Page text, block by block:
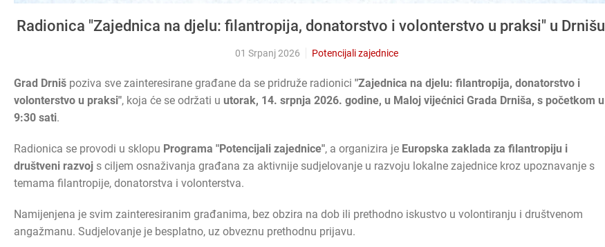
Radionica "Zajednica na djelu: filantropija, donatorstvo i volonterstvo u praksi" u Drnišu
01 Srpanj 2026 Potencijali zajednice
Grad Drniš poziva sve zainteresirane građane da se pridruže radionici "Zajednica na djelu: filantropija, donatorstvo i
volonterstvo u praksi", koja će se održati u utorak, 14. srpnja 2026. godine, u Maloj vijećnici Grada Drniša, s početkom u
9:30 sati.
Radionica se provodi u sklopu Programa "Potencijali zajednice", a organizira je Europska zaklada za filantropiju i
društveni razvoj s ciljem osnaživanja građana za aktivnije sudjelovanje u razvoju lokalne zajednice kroz upoznavanje s
temama filantropije, donatorstva i volonterstva.
Namijenjena je svim zainteresiranim građanima, bez obzira na dob ili prethodno iskustvo u volontiranju i društvenom
angažmanu. Sudjelovanje je besplatno, uz obveznu prethodnu prijavu.